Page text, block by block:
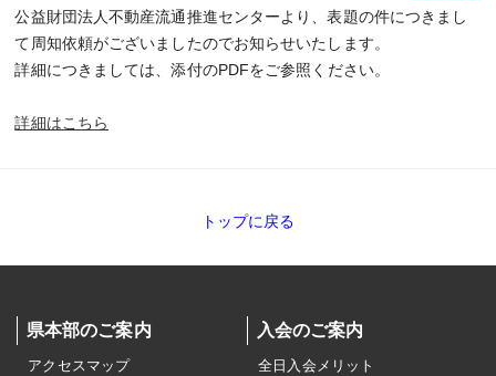
公益財団法人不動産流通推進センターより、表題の件につきまし
て周知依頼がございましたのでお知らせいたします。
詳細につきましては、添付のPDFをご参照ください。
詳細はこちら
トップに戻る
県本部のご案内
アクセスマップ
入会のご案内
全日入会メリット